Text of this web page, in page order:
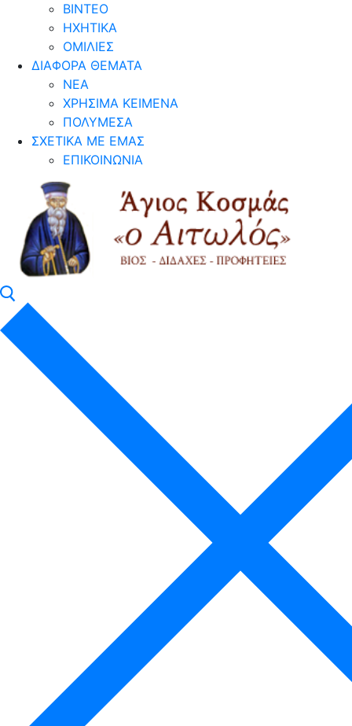
ΒΙΝΤΕΟ
ΗΧΗΤΙΚΑ
ΟΜΙΛΙΕΣ
ΔΙΑΦΟΡΑ ΘΕΜΑΤΑ
ΝΕΑ
ΧΡΗΣΙΜΑ ΚΕΙΜΕΝΑ
ΠΟΛΥΜΕΣΑ
ΣΧΕΤΙΚΑ ΜΕ ΕΜΑΣ
ΕΠΙΚΟΙΝΩΝΙΑ